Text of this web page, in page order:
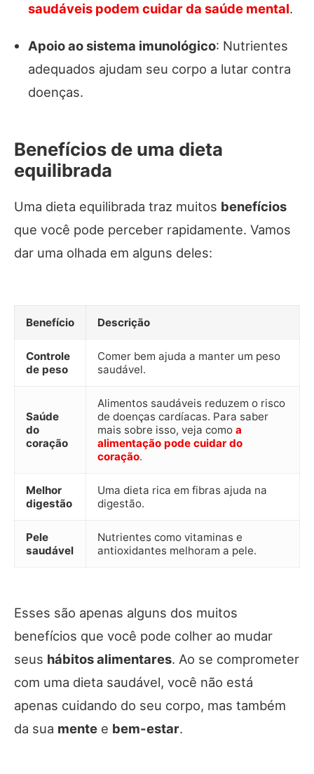
saudáveis podem cuidar da saúde mental.
Apoio ao sistema imunológico: Nutrientes
adequados ajudam seu corpo a lutar contra
doenças.
Benefícios de uma dieta
equilibrada
Uma dieta equilibrada traz muitos benefícios
que você pode perceber rapidamente. Vamos
dar uma olhada em alguns deles:
Benefício Descrição
Controle
de peso
Comer bem ajuda a manter um peso
saudável.
Saúde
do
coração
Alimentos saudáveis reduzem o risco
de doenças cardíacas. Para saber
mais sobre isso, veja como a
alimentação pode cuidar do
coração.
Melhor
digestão
Uma dieta rica em fibras ajuda na
digestão.
Pele
saudável
Nutrientes como vitaminas e
antioxidantes melhoram a pele.
Esses são apenas alguns dos muitos
benefícios que você pode colher ao mudar
seus hábitos alimentares. Ao se comprometer
com uma dieta saudável, você não está
apenas cuidando do seu corpo, mas também
da sua mente e bem-estar.